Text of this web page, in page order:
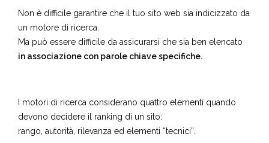
Non è difficile garantire che il tuo sito web sia indicizzato da
un motore di ricerca.
Ma può essere difficile da assicurarsi che sia ben elencato
in associazione con parole chiave specifiche.
I motori di ricerca considerano quattro elementi quando
devono decidere il ranking di un sito:
rango, autorità, rilevanza ed elementi “tecnici”.